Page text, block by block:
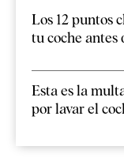
Los 12 puntos
tu coche antes
Esta es la
por lavar el